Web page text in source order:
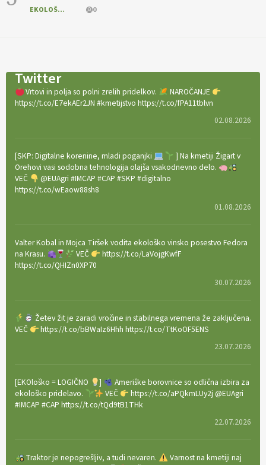
EKOLOŠKO LOGIČNO 0
Twitter
Vrtovi in polja so polni zrelih pridelkov.
NAROČANJE
https://t.co/E7ekAEr2JN #kmetijstvo https://t.co/fPA11tblvn
02.08.2026
[SKP: Digitalne korenine, mladi poganjki
] Na kmetiji Žigart v
Orehovi vasi sodobna tehnologija olajša vsakodnevno delo.
VEČ
@EUAgri #IMCAP #CAP #SKP #digitalno
https://t.co/wEaow88sh8
01.08.2026
Valter Kobal in Mojca Tiršek vodita ekološko vinsko posestvo Fedora
na Krasu.
VEČ
https://t.co/LaVojgKwfF
https://t.co/QHIZn0XP70
30.07.2026
Žetev žit je zaradi vročine in stabilnega vremena že zaključena.
VEČ
https://t.co/bBWaIz6Hhh https://t.co/TtKoOF5ENS
23.07.2026
[EKOloško = LOGIČNO ]
Ameriške borovnice so odlična izbira za
ekološko pridelavo.
VEČ
https://t.co/aPQkmLUy2j @EUAgri
#IMCAP #CAP https://t.co/tQd9tB1THk
22.07.2026
Traktor je nepogrešljiv, a tudi nevaren.
Varnost na kmetiji naj